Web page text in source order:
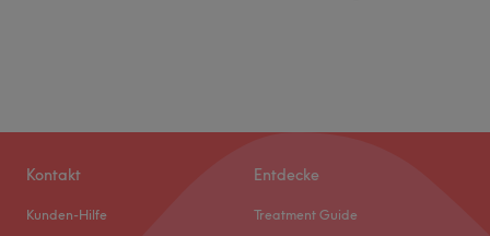
Kontakt
Kunden-Hilfe
Entdecke
Treatment Guide